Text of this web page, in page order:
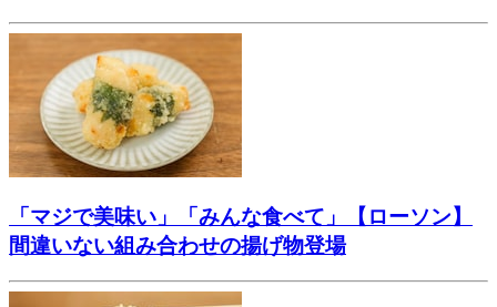
「マジで美味い」「みんな食べて」【ローソン】
間違いない組み合わせの揚げ物登場